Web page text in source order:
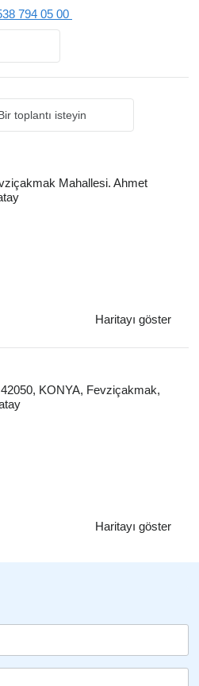
sektöründeki iş ortaklarımıza
dayalı iş birlikleri kurmaya önem
ilişkiler geliştirmekten memnuniyet
794 05 00
toplantı isteyin
Mahallesi. Ahmet
Haritayı göster
KONYA, Fevziçakmak,
Haritayı göster